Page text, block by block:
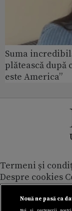
Suma
plătească după
este America”
Termeni și
Despre cookies
Modifică
© Toate
Nouă ne pasă ca